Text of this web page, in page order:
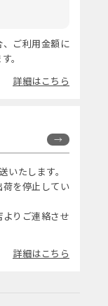
ご利用金額に
。
詳細はこちら
たします。
を停止してい
りご連絡させ
詳細はこちら